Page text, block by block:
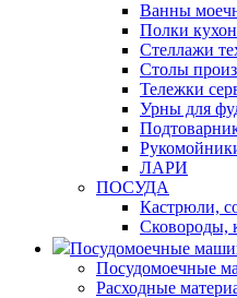
Ванны
Полки
Стеллажи
Столы
Тележки
Урны для
ЛАРИ
ПОСУДА
Кастрюли,
Сковороды,
Посудомоечные
Посудомоечные
Расходные